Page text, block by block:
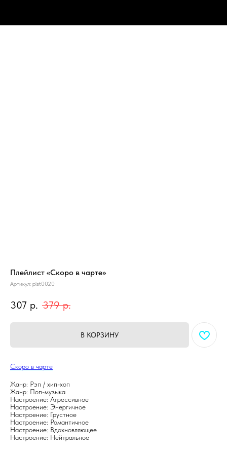
Плейлист «Скоро в чарте»
Артикул: plst0020
307 р. 379 р.
В КОРЗИНУ
Скоро в чарте
Жанр: Рэп / хип-хоп
Жанр: Поп-музыка
Настроение: Агрессивное
Настроение: Энергичное
Настроение: Грустное
Настроение: Романтичное
Настроение: Вдохновляющее
Настроение: Нейтральное